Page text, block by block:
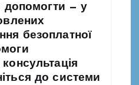
допомогти — у
безоплатної
до системи